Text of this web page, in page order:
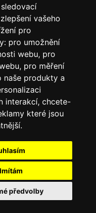
vašeho
pro
pro umožnění
webu, pro
, pro měření
naše produkty a
interakcí, chcete-
které jsou
.
předvolby
tipy, slevy a akce ze světa
odběru
for the purpose of contact.
251 01